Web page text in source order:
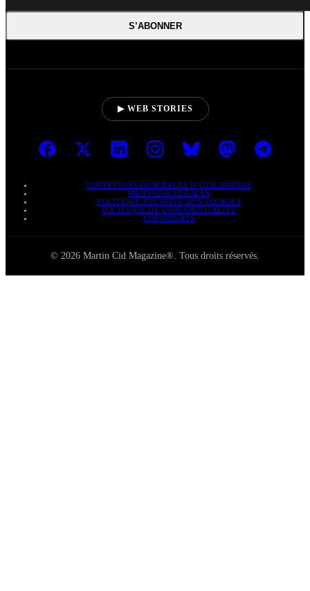
S’ABONNER
▶ WEB STORIES
CONDITIONS GÉNÉRALES D’UTILISATION
MENTIONS LÉGALES
POLITIQUE RELATIVE AUX COOKIES
POLITIQUE DE CONFIDENTIALITÉ
COPYRIGHTS
© 2026 Martin Cid Magazine®. Tous droits réservés.